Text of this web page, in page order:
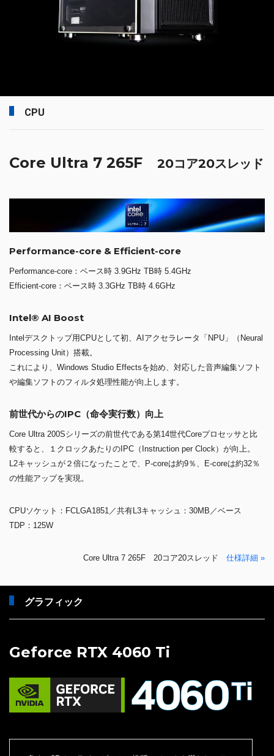
CPU
Core Ultra 7 265F 20コア20スレッド
Performance-core & Efficient-core
Performance-core：ベース時 3.9GHz TB時 5.4GHz
Efficient-core：ベース時 3.3GHz TB時 4.6GHz
Intel® AI Boost
Intelデスクトップ用CPUとして初、AIアクセラレータ「NPU」（Neural
Processing Unit）搭載。
これにより、Windows Studio Effectsを始め、対応した音声編集ソフト
や編集ソフトのフィルタ処理性能が向上します。
前世代からのIPC（命令実行数）向上
Core Ultra 200Sシリーズの前世代である第14世代Coreプロセッサと比
較すると、１クロックあたりのIPC（Instruction per Clock）が向上。
L2キャッシュが２倍になったことで、P-coreは約9％、E-coreは約32％
の性能アップを実現。
CPUソケット：FCLGA1851／共有L3キャッシュ：30MB／ベース
TDP：125W
Core Ultra 7 265F 20コア20スレッド 仕様詳細 »
グラフィック
Geforce RTX 4060 Ti